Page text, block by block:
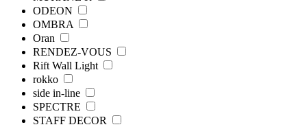
ODEON
OMBRA
Oran
RENDEZ-VOUS
Rift Wall Light
rokko
side in-line
SPECTRE
STAFF DECOR